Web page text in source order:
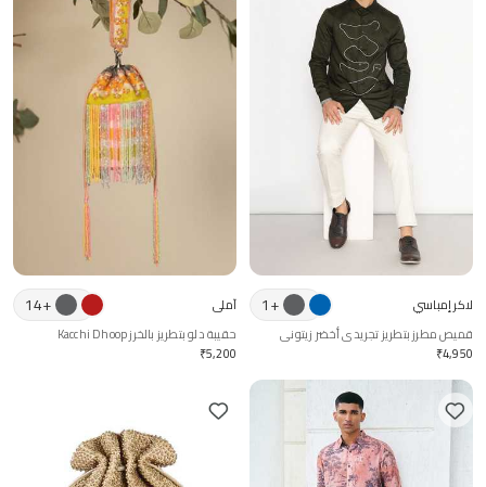
لاكر إمباسي +
1
قميص مطرز بتطريز تجريدي أخضر زيتوني
₹4,950
آملي +
14
حقيبة دلو بتطريز بالخرز Kacchi Dhoop
₹5,200